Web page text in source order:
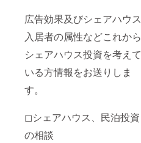
広告効果及びシェアハウス
入居者の属性などこれから
シェアハウス投資を考えて
いる方情報をお送りしま
す。
◻︎シェアハウス、民泊投資
の相談